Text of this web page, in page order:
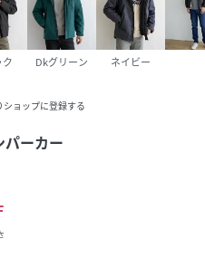
Dkグリーン ネイビー
ショップに登録する
ーカー